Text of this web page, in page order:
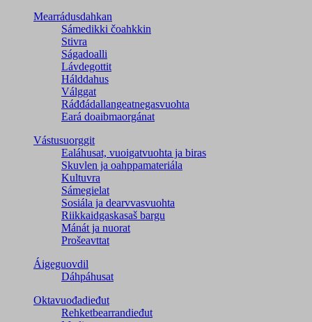
Mearrádusdahkan
Sámedikki čoahkkin
Stivra
Ságadoalli
Lávdegottit
Hálddahus
Válggat
Ráđđádallangeatnegas­vuohta
Eará doaibmaorgánat
Vástusuorggit
Ealáhusat, vuoigatvuohta ja biras
Skuvlen ja oahppamateriála
Kultuvra
Sámegielat
Sosiála ja dearvvasvuohta
Riikkaidgaskasaš bargu
Mánát ja nuorat
Prošeavttat
Áigeguovdil
Dáhpáhusat
Oktavuođadieđut
Rehketbearrandieđut